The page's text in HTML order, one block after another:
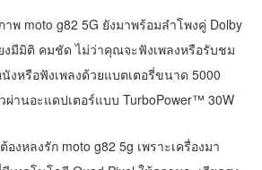
พ moto g82 5G ยังมาพร้อมลำโพงคู่ Dolby
มีมิติ คมชัด ไม่ว่าคุณจะฟังเพลงหรือรับชม
งหรือฟังเพลงด้วยแบตเตอรี่ขนาด 5000
ผ่านอะแดปเตอร์แบบ TurboPower™ 30W
งหลงรัก moto g82 5g เพราะเครื่องมา